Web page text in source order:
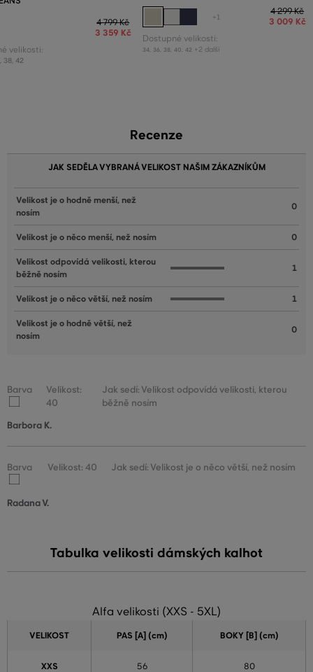
4 799 Kč
3 359 Kč
velikosti:
, 38, 42
+1
4 299 Kč
3 009 Kč
Dostupné velikosti:
34 36 38 40 42 +2 další
Recenze
JAK SEDĚLA VYBRANÁ VELIKOST NAŠIM ZÁKAZNÍKŮM
Velikost je o hodně menší, než
nosím
0
Velikost je o něco menší, než nosím 0
Velikost odpovídá velikosti, kterou
běžně nosím
1
Velikost je o něco větší, než nosím 1
Velikost je o hodně větší, než
nosím
0
Barva
Velikost:
40
Jak sedí: Velikost odpovídá velikosti, kterou
běžně nosím
Barbora K.
Barva Velikost: 40 Jak sedí: Velikost je o něco větší, než nosím
Radana V.
Tabulka velikosti dámských kalhot
Alfa velikosti (XXS - 5XL)
VELIKOST PAS [A] (cm) BOKY [B] (cm)
XXS 56 80